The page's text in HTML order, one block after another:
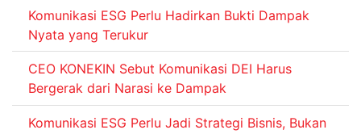
Komunikasi ESG Perlu Hadirkan Bukti Dampak
Nyata yang Terukur
CEO KONEKIN Sebut Komunikasi DEI Harus
Bergerak dari Narasi ke Dampak
Komunikasi ESG Perlu Jadi Strategi Bisnis, Bukan